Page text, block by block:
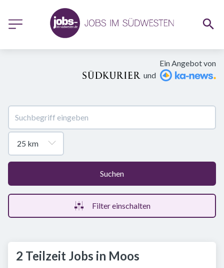
Ein Angebot von
und
Suchen
Filter einschalten
2 Teilzeit Jobs in Moos